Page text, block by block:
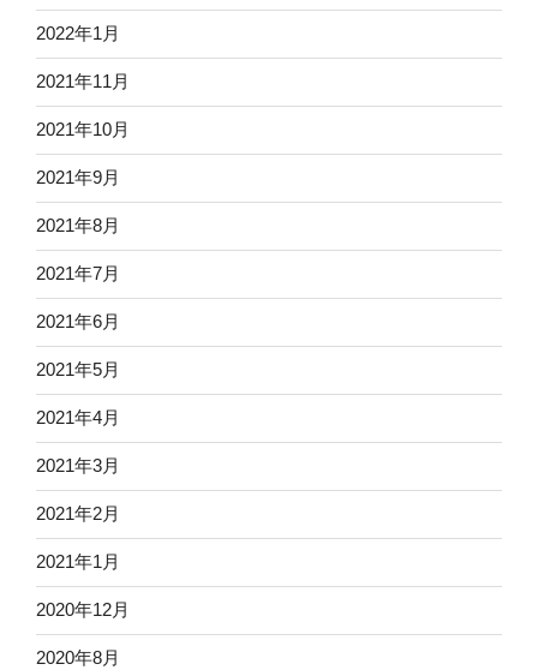
2022年1月
2021年11月
2021年10月
2021年9月
2021年8月
2021年7月
2021年6月
2021年5月
2021年4月
2021年3月
2021年2月
2021年1月
2020年12月
2020年8月